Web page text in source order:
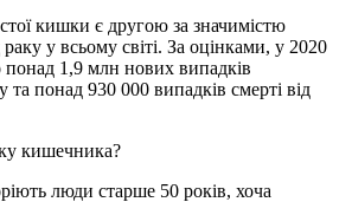
кишки є другою за значимістю
у всьому світі. За оцінками, у 2020
понад 1,9 млн нових випадків
та понад 930 000 випадків смерті від
кишечника?
люди старше 50 років, хоча